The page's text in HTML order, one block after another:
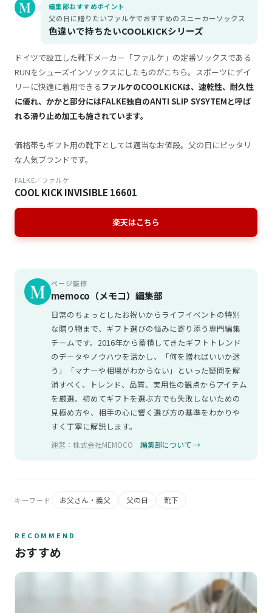
編集部おすすめポイント
父の日に贈りたいファルケでおすすめのスニーカーソックス
色違いで持ちたいCOOLKICKシリーズ
ドイツで設立した靴下メーカー「ファルケ」の定番ソックスである
RUNをシューズインソックスにしたものがこちら。スポーツにデイ
リーに快適に着用できるファルケのCOOLKICKは、速乾性、耐久性
に優れ、かかと部分にはFALKE独自のANTI SLIP SYSYTEMと呼ば
れる滑り止め加工も施されています。
価格帯もギフト用の靴下としては適当なお値段。父の日にピッタリ
な人気ブランドです。
FALKE／ファルケ
COOL KICK INVISIBLE 16601
楽天はこちら
ページ監修
memoco（メモコ）編集部
日常のちょっとしたお祝いからライフイベントの特別
な贈り物まで、ギフト選びの悩みに寄り添う専門編集
チームです。2016年から蓄積してきたギフトトレンド
のデータやノウハウを活かし、「何を贈ればいいか迷
う」「マナーや相場がわからない」といった疑問を解
消すべく、トレンド、品質、実用性の観点からアイテム
を厳選。初めてギフトを選ぶ方でも失敗しないための
見極め方や、相手の心に響く選び方の基準をわかりや
すく丁寧に解説します。
運営：株式会社MEMOCO 編集部について →
キーワード お父さん・義父 父の日 靴下
RECOMMEND
おすすめ